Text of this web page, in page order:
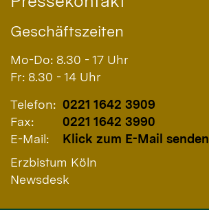
Geschäftszeiten
Mo-Do: 8.30 - 17 Uhr
Fr: 8.30 - 14 Uhr
Telefon: 0221 1642 3909
Fax:
0221 1642 3990
E-Mail:
Klick zum E-Mail senden
Erzbistum Köln
Newsdesk